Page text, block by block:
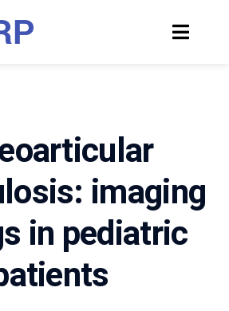
imaging
in pediatric